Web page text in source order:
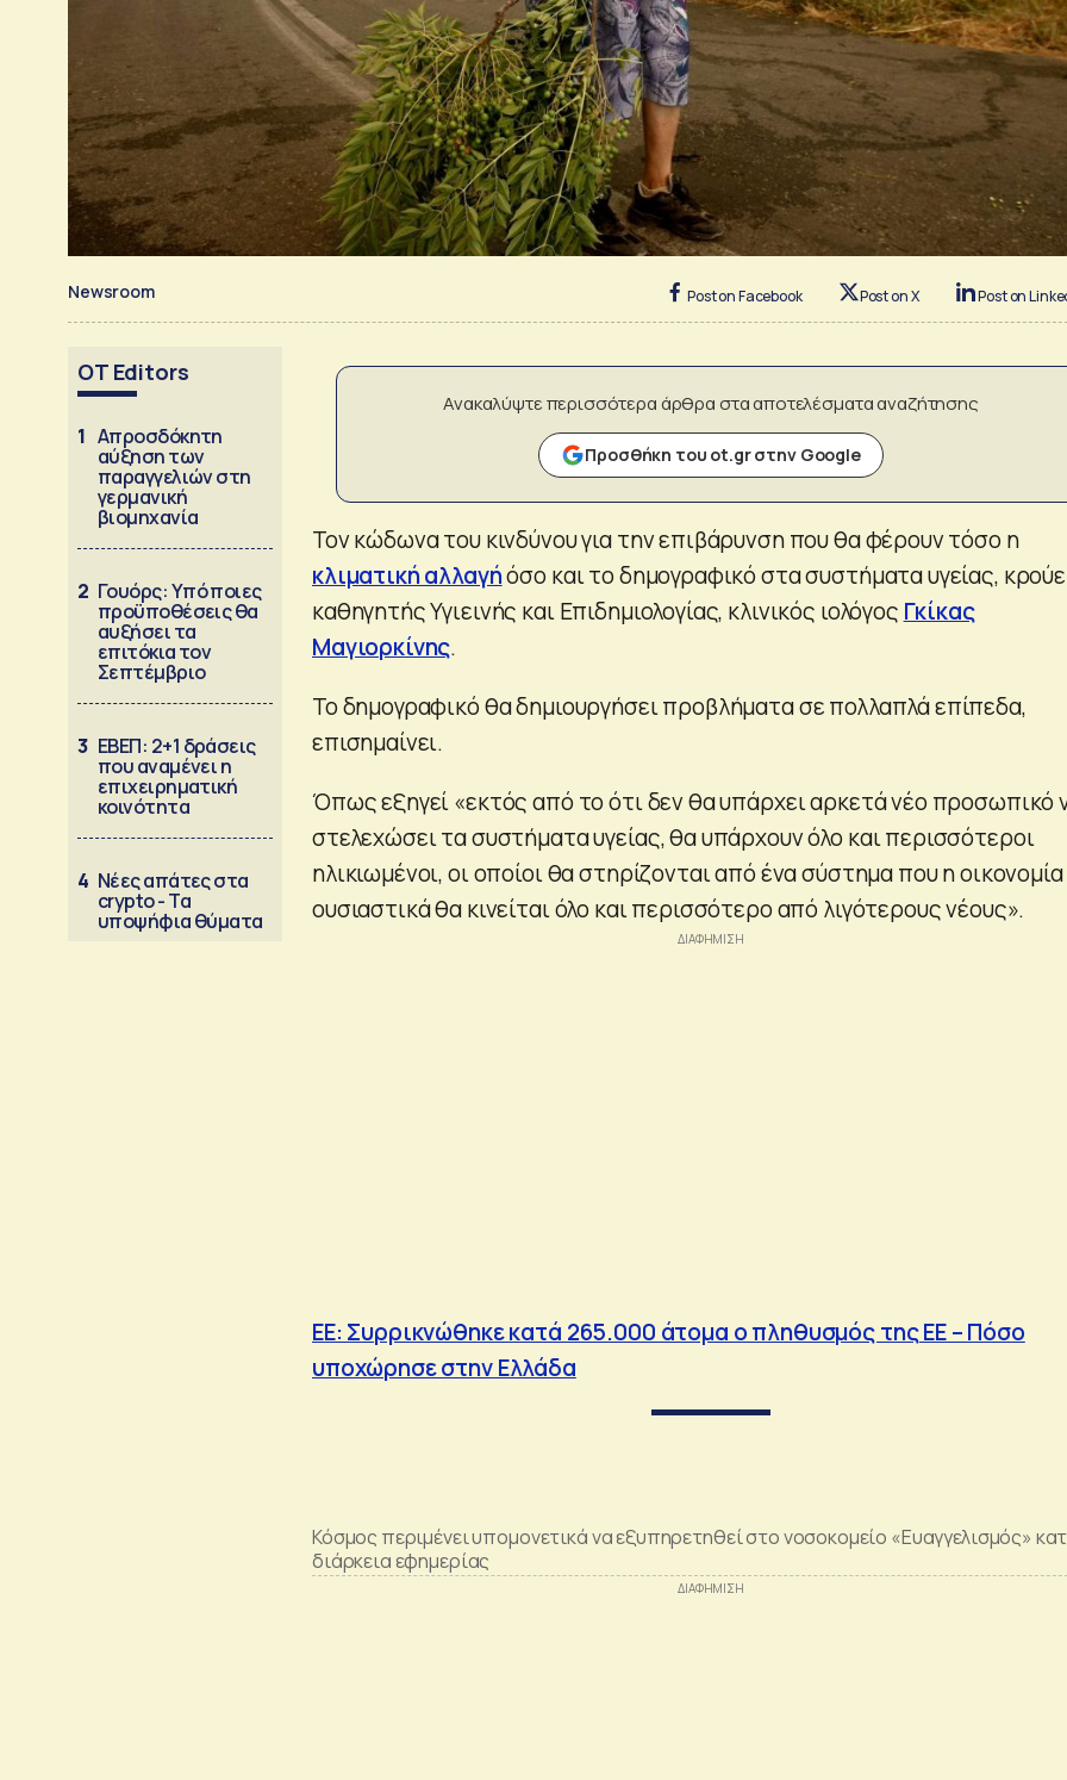
Newsroom Post on Facebook Post on X Post on
OT Editors
1 Απροσδόκητη
αύξηση των
παραγγελιών στη
γερμανική
βιομηχανία
2 Γουόρς: Υπό ποιες
προϋποθέσεις θα
αυξήσει τα
επιτόκια τον
Σεπτέμβριο
3 ΕΒΕΠ: 2+1 δράσεις
που αναμένει η
επιχειρηματική
κοινότητα
4 Νέες απάτες στα
crypto - Τα
υποψήφια θύματα
Ανακαλύψτε περισσότερα άρθρα στα αποτελέσματα αναζήτησης
Προσθήκη του ot.gr στην Google
Τον κώδωνα του κινδύνου για την επιβάρυνση που θα φέρουν τόσο η
κλιματική αλλαγήόσο και το δημογραφικό στα συστήματα υγείας,
καθηγητής Υγιεινής και Επιδημιολογίας, κλινικός ιολόγος Γκίκας
Μαγιορκίνης.
Το δημογραφικό θα δημιουργήσει προβλήματα σε πολλαπλά επίπεδα,
επισημαίνει.
Όπως εξηγεί «εκτός από το ότι δεν θα υπάρχει αρκετά νέο προσωπικό
στελεχώσει τα συστήματα υγείας, θα υπάρχουν όλο και περισσότεροι
ηλικιωμένοι, οι οποίοι θα στηρίζονται από ένα σύστημα που η
ουσιαστικά θα κινείται όλο και περισσότερο από λιγότερους νέους».
ΕΕ: Συρρικνώθηκε κατά 265.000 άτομα ο πληθυσμός της ΕΕ – Πόσο
υποχώρησε στην Ελλάδα
Κόσμος περιμένει υπομονετικά να εξυπηρετηθεί στο νοσοκομείο «Ευαγγελισμός»
διάρκεια εφημερίας